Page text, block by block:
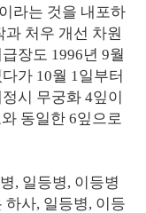
라는 것을 내포하
처우 개선 차원
장도 1996년 9월
가 10월 1일부터
시 무궁화 4잎이
동일한 6잎으로
, 일등병, 이등병
하사, 일등병, 이등